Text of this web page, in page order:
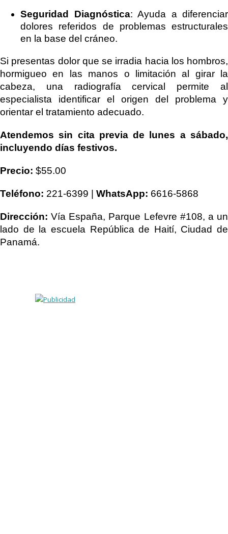
Seguridad Diagnóstica: Ayuda a diferenciar
dolores referidos de problemas estructurales
en la base del cráneo.
Si presentas dolor que se irradia hacia los hombros,
hormigueo en las manos o limitación al girar la
cabeza, una radiografía cervical permite al
especialista identificar el origen del problema y
orientar el tratamiento adecuado.
Atendemos sin cita previa de lunes a sábado,
incluyendo días festivos.
Precio: $55.00
Teléfono: 221-6399 | WhatsApp: 6616-5868
Dirección: Vía España, Parque Lefevre #108, a un
lado de la escuela República de Haití, Ciudad de
Panamá.